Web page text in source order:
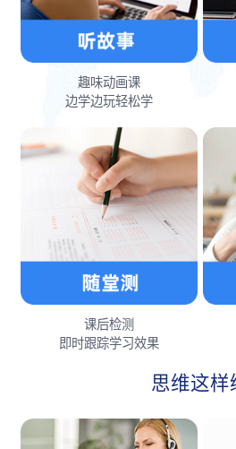
趣味动画课
边学边玩轻松学
课后检测
即时跟踪学习效果
思维这样